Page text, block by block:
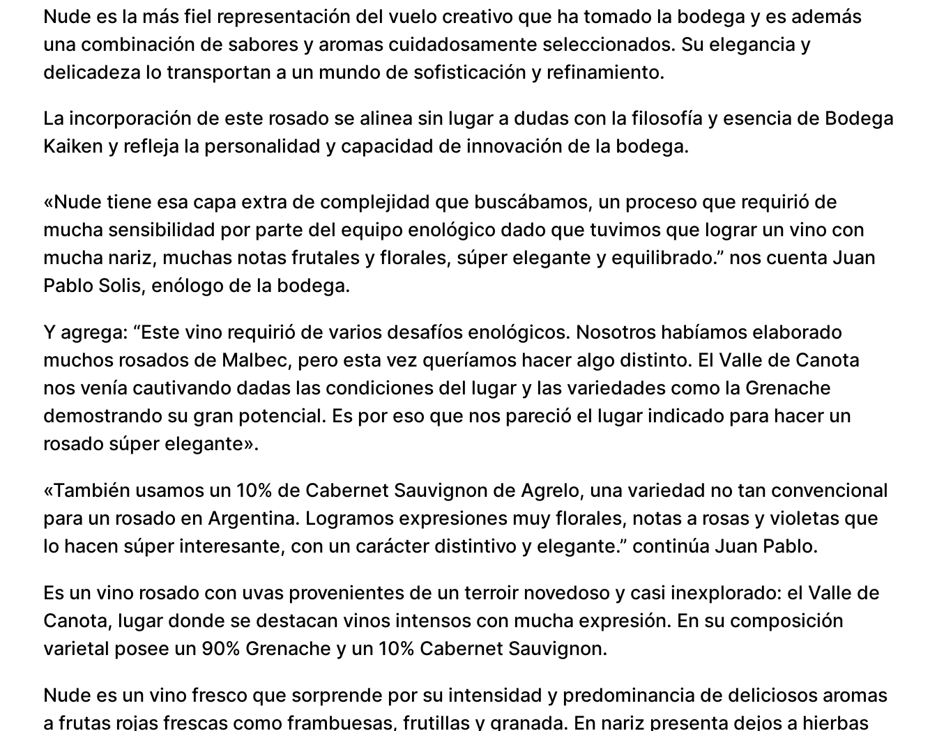
Nude es la más fiel representación del vuelo creativo que ha tomado la bodega y es además
una combinación de sabores y aromas cuidadosamente seleccionados. Su elegancia y
delicadeza lo transportan a un mundo de sofisticación y refinamiento.
La incorporación de este rosado se alinea sin lugar a dudas con la filosofía y esencia de Bodega
Kaiken y refleja la personalidad y capacidad de innovación de la bodega.
«Nude tiene esa capa extra de complejidad que buscábamos, un proceso que requirió de
mucha sensibilidad por parte del equipo enológico dado que tuvimos que lograr un vino con
mucha nariz, muchas notas frutales y florales, súper elegante y equilibrado.” nos cuenta Juan
Pablo Solis, enólogo de la bodega.
Y agrega: “Este vino requirió de varios desafíos enológicos. Nosotros habíamos elaborado
muchos rosados de Malbec, pero esta vez queríamos hacer algo distinto. El Valle de Canota
nos venía cautivando dadas las condiciones del lugar y las variedades como la Grenache
demostrando su gran potencial. Es por eso que nos pareció el lugar indicado para hacer un
rosado súper elegante».
«También usamos un 10% de Cabernet Sauvignon de Agrelo, una variedad no tan convencional
para un rosado en Argentina. Logramos expresiones muy florales, notas a rosas y violetas que
lo hacen súper interesante, con un carácter distintivo y elegante.” continúa Juan Pablo.
Es un vino rosado con uvas provenientes de un terroir novedoso y casi inexplorado: el Valle de
Canota, lugar donde se destacan vinos intensos con mucha expresión. En su composición
varietal posee un 90% Grenache y un 10% Cabernet Sauvignon.
Nude es un vino fresco que sorprende por su intensidad y predominancia de deliciosos aromas
a frutas rojas frescas como frambuesas, frutillas y granada. En nariz presenta dejos a hierbas